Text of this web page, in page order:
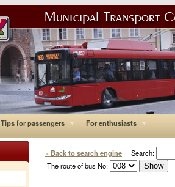
Tips for passengers For enthusiasts
« Back to search engine Search:
The route of bus No: